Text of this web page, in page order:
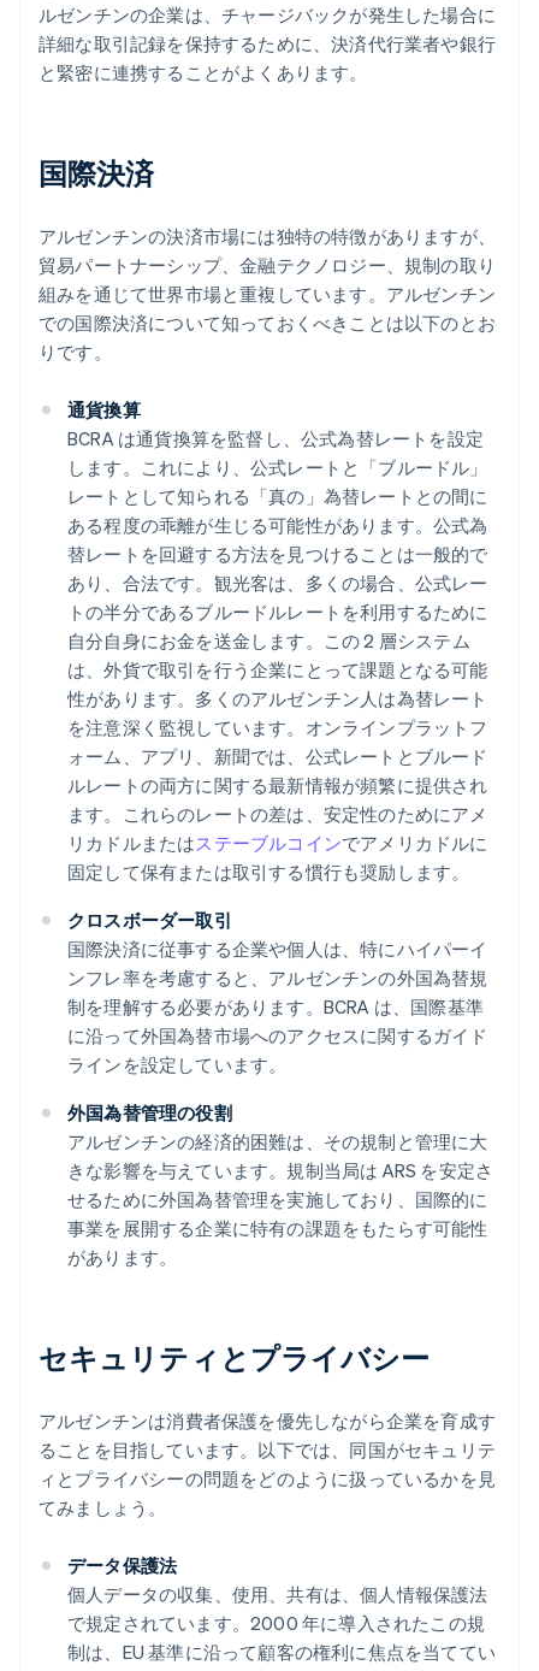
ルゼンチンの企業は、チャージバックが発生した場合に
詳細な取引記録を保持するために、決済代行業者や銀行
と緊密に連携することがよくあります。
国際決済
アルゼンチンの決済市場には独特の特徴がありますが、
貿易パートナーシップ、金融テクノロジー、規制の取り
組みを通じて世界市場と重複しています。アルゼンチン
での国際決済について知っておくべきことは以下のとお
りです。
通貨換算
BCRA は通貨換算を監督し、公式為替レートを設定
します。これにより、公式レートと「ブルードル」
レートとして知られる「真の」為替レートとの間に
ある程度の乖離が生じる可能性があります。公式為
替レートを回避する方法を見つけることは一般的で
あり、合法です。観光客は、多くの場合、公式レー
トの半分であるブルードルレートを利用するために
自分自身にお金を送金します。この 2 層システム
は、外貨で取引を行う企業にとって課題となる可能
性があります。多くのアルゼンチン人は為替レート
を注意深く監視しています。オンラインプラットフ
ォーム、アプリ、新聞では、公式レートとブルード
ルレートの両方に関する最新情報が頻繁に提供され
ます。これらのレートの差は、安定性のためにアメ
リカドルまたはステーブルコインでアメリカドルに
固定して保有または取引する慣行も奨励します。
クロスボーダー取引
国際決済に従事する企業や個人は、特にハイパーイ
ンフレ率を考慮すると、アルゼンチンの外国為替規
制を理解する必要があります。BCRA は、国際基準
に沿って外国為替市場へのアクセスに関するガイド
ラインを設定しています。
外国為替管理の役割
アルゼンチンの経済的困難は、その規制と管理に大
きな影響を与えています。規制当局は ARS を安定さ
せるために外国為替管理を実施しており、国際的に
事業を展開する企業に特有の課題をもたらす可能性
があります。
セキュリティとプライバシー
アルゼンチンは消費者保護を優先しながら企業を育成す
ることを目指しています。以下では、同国がセキュリテ
ィとプライバシーの問題をどのように扱っているかを見
てみましょう。
データ保護法
個人データの収集、使用、共有は、個人情報保護法
で規定されています。2000 年に導入されたこの規
制は、EU 基準に沿って顧客の権利に焦点を当ててい